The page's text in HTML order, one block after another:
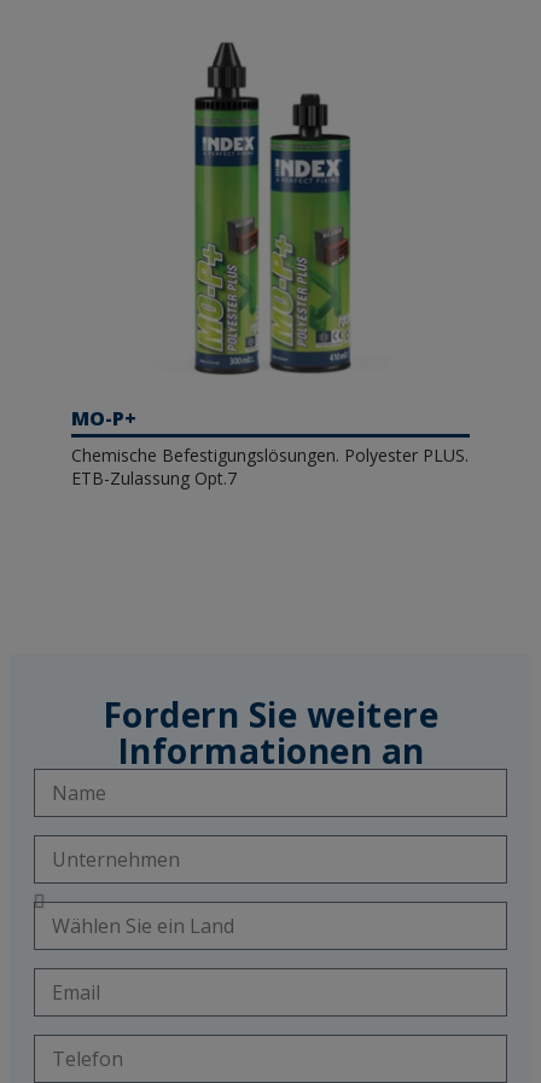
MO-P+
Chemische Befestigungslösungen. Polyester PLUS.
ETB-Zulassung Opt.7
Fordern Sie weitere
Informationen an